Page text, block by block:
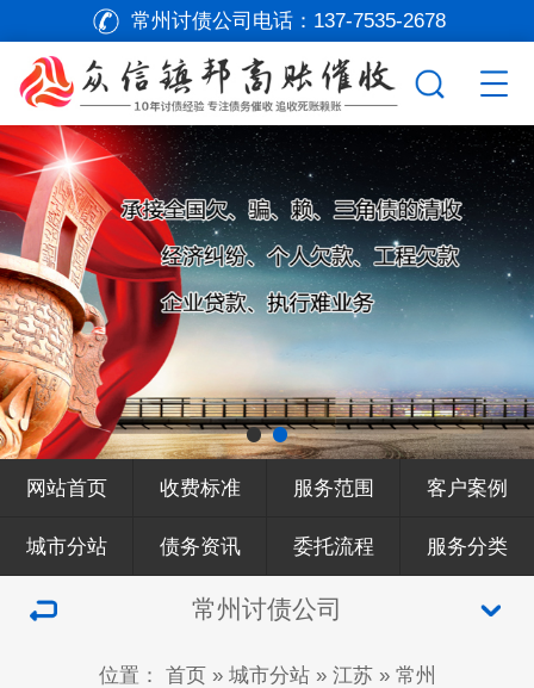
常州讨债公司电话： 137-7535-2678
网站首页 收费标准 服务范围 客户案例
城市分站 债务资讯 委托流程 服务分类
常州讨债公司
位置： 首页» 城市分站» 江苏» 常州